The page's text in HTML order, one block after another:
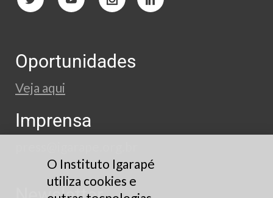
Oportunidades
Veja aqui
Imprensa
O Instituto Igarapé
utiliza cookies e